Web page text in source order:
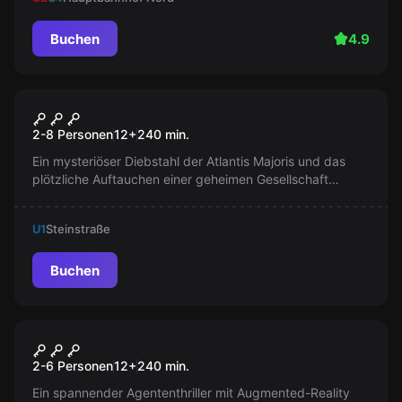
Buchen 4.9
Neu
Die Suche Nach Dem Atlantis
Majoris
2-8 Personen12+240 min.
Ein mysteriöser Diebstahl der Atlantis Majoris und das
plötzliche Auftauchen einer geheimen Gesellschaft
Spuren inkognito, um hinter das Geheimnis zu kommen
und die Atlantis Majoris zu sichern.
U1Steinstraße
Buchen
Neu
Operation Mindfall
2-6 Personen12+240 min.
Ein spannender Agententhriller mit Augmented-Reality